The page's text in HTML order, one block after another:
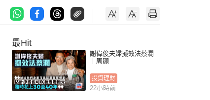
最Hit
謝偉俊夫婦擬效法蔡瀾
｜周顯
投資理財
22小時前